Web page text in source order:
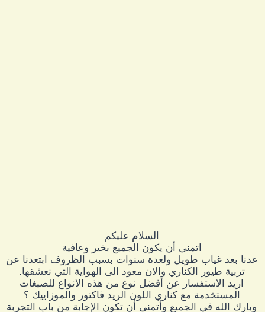
السلام عليكم
اتمنى أن يكون الجميع بخير وعافية
عدنا بعد غياب طويل ولعدة سنوات بسبب الظروف ابتعدنا عن
تربية طيور الكناري والان معود الى الهواية التي نعشقها.
اريد الاستفسار عن أفضل نوع من هذه الانواع للصبغات
المستخدمة مع كناري اللون الريد فاكتور والموزاييك ؟
وبارك الله في الجميع وأتمنى أن تكون الإجابة من باب التجربة